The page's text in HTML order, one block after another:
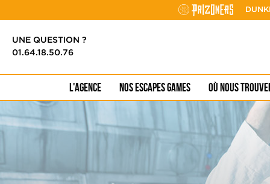
UNE QUESTION ?
01.64.18.50.76
L'AGENCE NOS ESCAPES GAMES OÙ NOUS
Anniversaire
enfants
offre
Team building